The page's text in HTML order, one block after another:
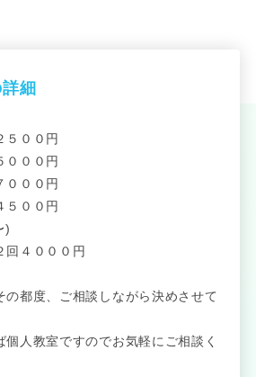
細
５００円
０円
０円
００円
)
回４０００円
都度、ご相談しながら決めさせて
人教室ですのでお気軽にご相談く